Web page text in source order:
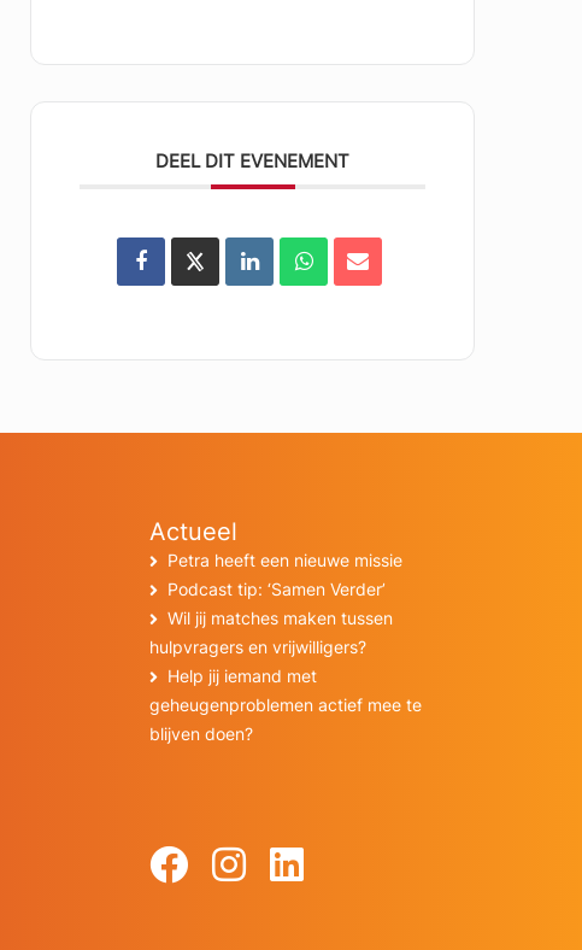
DEEL DIT EVENEMENT
Actueel
Petra heeft een nieuwe missie
Podcast tip: ‘Samen Verder’
Wil jij matches maken tussen
hulpvragers en vrijwilligers?
Help jij iemand met
geheugenproblemen actief mee te
blijven doen?